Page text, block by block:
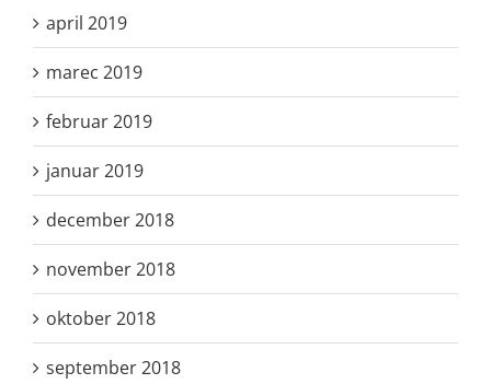
april 2019
marec 2019
februar 2019
januar 2019
december 2018
november 2018
oktober 2018
september 2018